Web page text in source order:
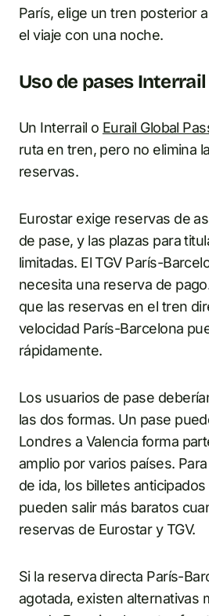
París, elige un tren posterior
el viaje con una noche.
Uso de pases
Un Interrail o Eurail Global
ruta en tren, pero no elimina
reservas.
Eurostar exige reservas de
de pase, y las plazas para
limitadas. El TGV París-
necesita una reserva de
que las reservas en el tren
velocidad París-Barcelona
rápidamente.
Los usuarios de pase
las dos formas. Un pase
Londres a Valencia forma
amplio por varios países.
de ida, los billetes
pueden salir más baratos
reservas de Eurostar y TGV.
Si la reserva directa París-
agotada, existen alternativas